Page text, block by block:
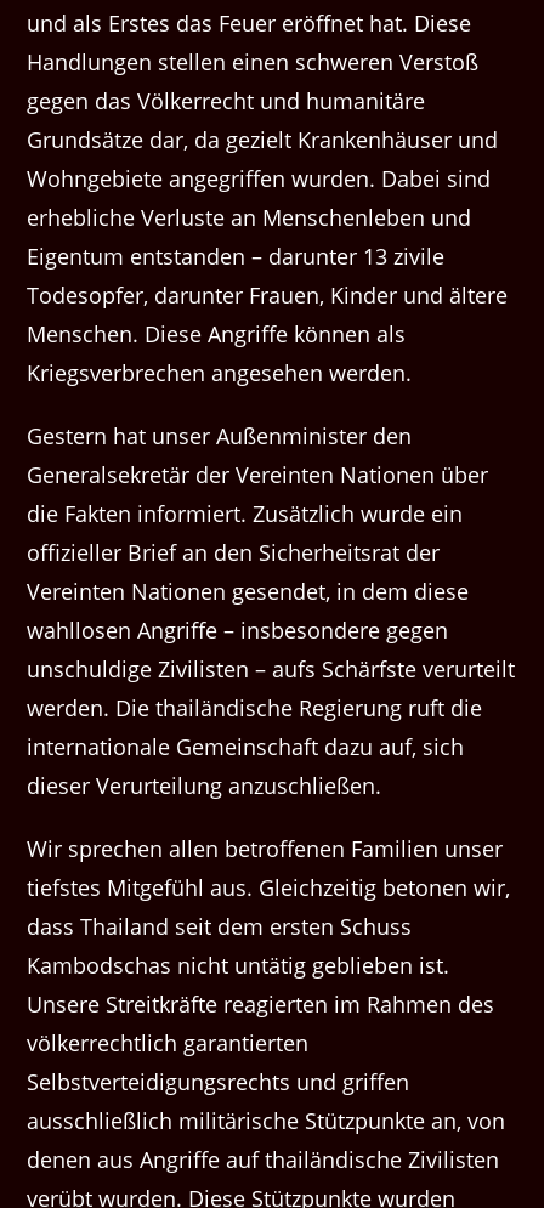
und als Erstes das Feuer eröffnet hat. Diese
Handlungen stellen einen schweren Verstoß
gegen das Völkerrecht und humanitäre
Grundsätze dar, da gezielt Krankenhäuser und
Wohngebiete angegriffen wurden. Dabei sind
erhebliche Verluste an Menschenleben und
Eigentum entstanden – darunter 13 zivile
Todesopfer, darunter Frauen, Kinder und ältere
Menschen. Diese Angriffe können als
Kriegsverbrechen angesehen werden.
Gestern hat unser Außenminister den
Generalsekretär der Vereinten Nationen über
die Fakten informiert. Zusätzlich wurde ein
offizieller Brief an den Sicherheitsrat der
Vereinten Nationen gesendet, in dem diese
wahllosen Angriffe – insbesondere gegen
unschuldige Zivilisten – aufs Schärfste verurteilt
werden. Die thailändische Regierung ruft die
internationale Gemeinschaft dazu auf, sich
dieser Verurteilung anzuschließen.
Wir sprechen allen betroffenen Familien unser
tiefstes Mitgefühl aus. Gleichzeitig betonen wir,
dass Thailand seit dem ersten Schuss
Kambodschas nicht untätig geblieben ist.
Unsere Streitkräfte reagierten im Rahmen des
völkerrechtlich garantierten
Selbstverteidigungsrechts und griffen
ausschließlich militärische Stützpunkte an, von
denen aus Angriffe auf thailändische Zivilisten
verübt wurden. Diese Stützpunkte wurden